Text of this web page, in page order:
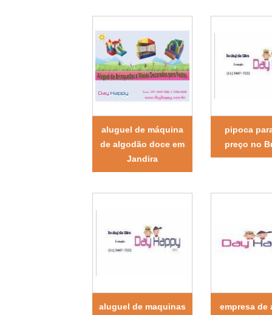
aluguel de máquina
de algodão doce em
Jandira
pipoca
preço no
aluguel de maquinas
empresa de